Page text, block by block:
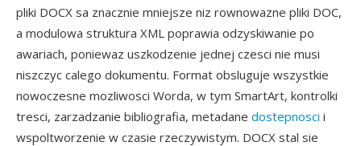
pliki DOCX sa znacznie mniejsze niz rownowazne pliki DOC,
a modulowa struktura XML poprawia odzyskiwanie po
awariach, poniewaz uszkodzenie jednej czesci nie musi
niszczyc calego dokumentu. Format obsluguje wszystkie
nowoczesne mozliwosci Worda, w tym SmartArt, kontrolki
tresci, zarzadzanie bibliografia, metadane dostepnosci i
wspoltworzenie w czasie rzeczywistym. DOCX stal sie